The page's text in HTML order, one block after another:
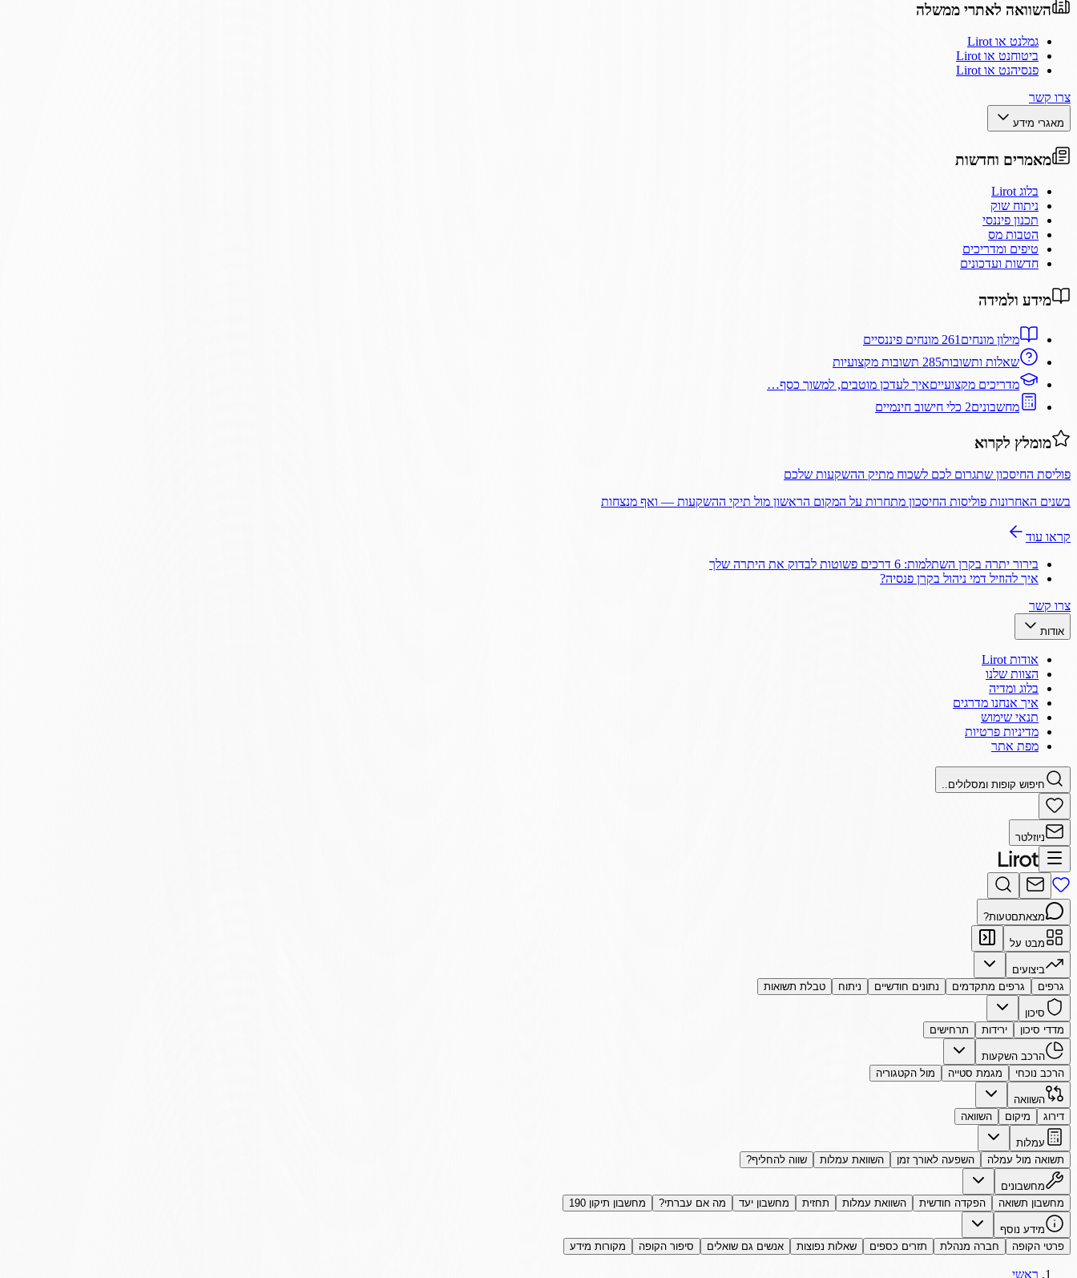
השוואה לאתרי ממשלה
גמלנט או Lirot
ביטוחנט או Lirot
פנסיהנט או Lirot
צרו קשר
מאגרי מידע
מאמרים וחדשות
בלוג Lirot
ניתוח שוק
תכנון פיננסי
הטבות מס
טיפים ומדריכים
חדשות ועדכונים
מידע ולמידה
מילון מונחים 261 מונחים פיננסיים
שאלות ותשובות285 תשובות מקצועיות
מדריכים מקצועייםאיך לעדכן מוטבים, למשוך כסף…
מחשבונים2 כלי חישוב חינמיים
מומלץ לקרוא
פוליסת החיסכון שתגרום לכם לשכוח מתיק ההשקעות שלכם
בשנים האחרונות פוליסות החיסכון מתחרות על המקום הראשון מול תיקי ההשקעות — ואף מנצחות
קראו עוד
בירור יתרה בקרן השתלמות: 6 דרכים פשוטות לבדוק את היתרה שלך
איך להוזיל דמי ניהול בקרן פנסיה?
צרו קשר
אודות
אודות Lirot
הצוות שלנו
בלוג ומדיה
איך אנחנו מדרגים
תנאי שימוש
מדיניות פרטיות
מפת אתר
חיפוש קופות ומסלולים..
ניוזלטר
מצאתםטעות?
מבט על
ביצועים
גרפים
גרפים מתקדמים נתונים חודשיים ניתוח טבלת תשואות
סיכון
מדדי סיכון
ירידות תרחישים
הרכב השקעות
הרכב נוכחי
מגמת סטייה מול הקטגוריה
השוואה
דירוג
מיקום השוואה
עמלות
תשואה מול עמלה
השפעה לאורך זמן השוואת עמלות שווה להחליף?
מחשבונים
מחשבון תשואה
הפקדה חודשית השוואת עמלות תחזית מחשבון יעד מה אם עברתי? מחשבון תיקון 190
מידע נוסף
פרטי הקופה
חברה מנהלת תזרים כספים שאלות נפוצות אנשים גם שואלים סיפור הקופה מקורות מידע
ראשי